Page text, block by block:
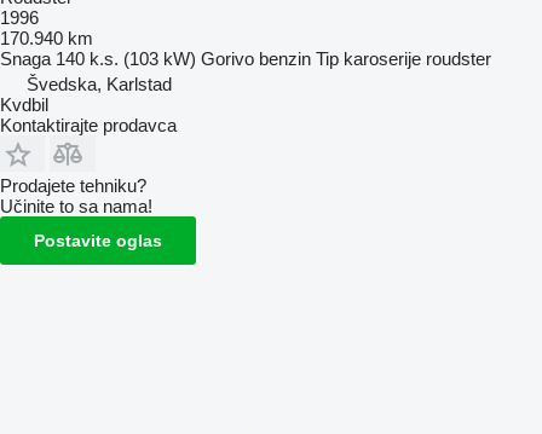
1996
170.940 km
Snaga 140 k.s. (103 kW) Gorivo benzin Tip karoserije roudster
Švedska, Karlstad
Kvdbil
Kontaktirajte prodavca
Prodajete tehniku?
Učinite to sa nama!
Postavite oglas